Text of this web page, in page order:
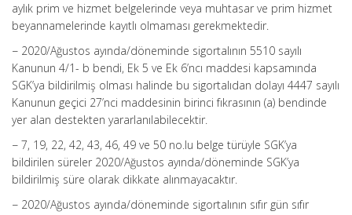
aylık prim ve hizmet belgelerinde veya muhtasar ve prim hizmet
beyannamelerinde kayıtlı olmaması gerekmektedir.
− 2020/Ağustos ayında/döneminde sigortalının 5510 sayılı
Kanunun 4/1- b bendi, Ek 5 ve Ek 6’ncı maddesi kapsamında
SGK’ya bildirilmiş olması halinde bu sigortalıdan dolayı 4447 sayılı
Kanunun geçici 27’nci maddesinin birinci fıkrasının (a) bendinde
yer alan destekten yararlanılabilecektir.
− 7, 19, 22, 42, 43, 46, 49 ve 50 no.lu belge türüyle SGK’ya
bildirilen süreler 2020/Ağustos ayında/döneminde SGK’ya
bildirilmiş süre olarak dikkate alınmayacaktır.
− 2020/Ağustos ayında/döneminde sigortalının sıfır gün sıfır